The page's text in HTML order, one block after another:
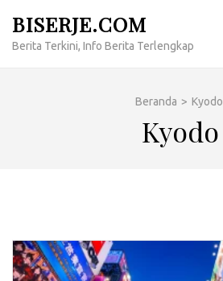
konten
BISERJE.COM
Berita Terkini, Info Berita Terlengkap
Beranda > Kyodo
Kyodo